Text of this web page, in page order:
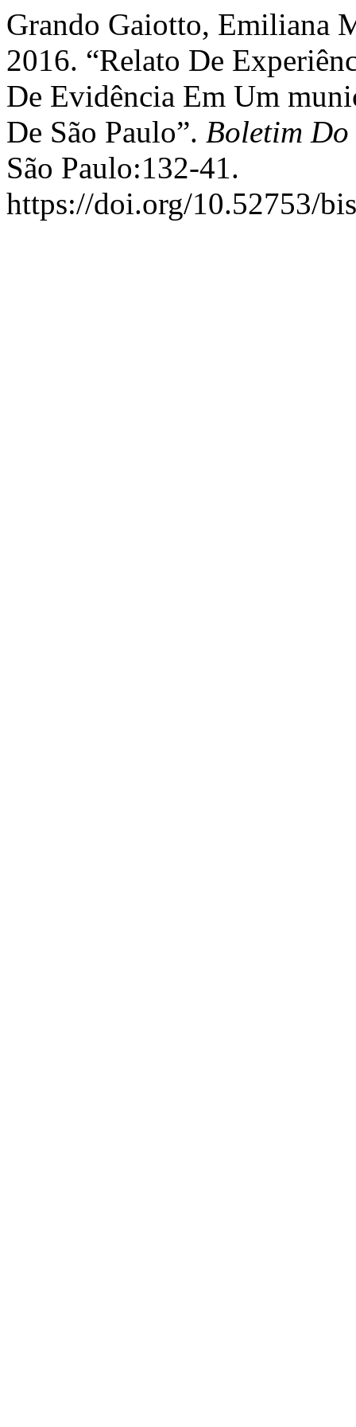
Grando Gaiotto, Emiliana
2016. “Relato De
De Evidência Em Um
De São Paulo”. Boletim
São Paulo:132-41.
https://doi.org/10.52753/